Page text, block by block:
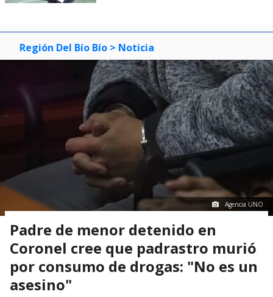
Región Del Bío Bío > Noticia
Agencia UNO
Padre de menor detenido en
Coronel cree que padrastro murió
por consumo de drogas: "No es un
asesino"